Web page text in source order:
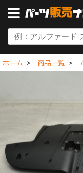
ホーム 商品一覧